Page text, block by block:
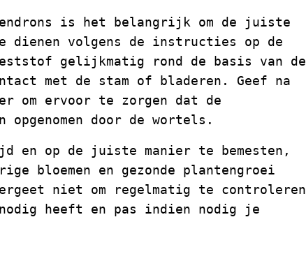
is het belangrijk om de juiste
dienen volgens de instructies op de
gelijkmatig rond de basis van de
met de stam of bladeren. Geef na
om ervoor te zorgen dat de
opgenomen door de wortels.
en op de juiste manier te bemesten,
bloemen en gezonde plantengroei
niet om regelmatig te controleren
heeft en pas indien nodig je